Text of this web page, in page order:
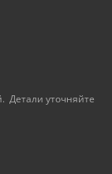
Детали уточняйте